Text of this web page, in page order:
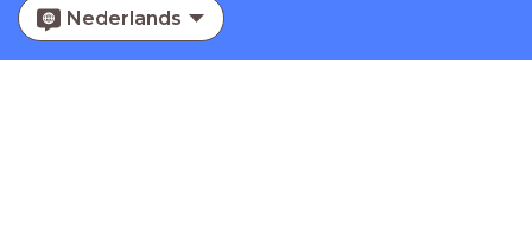
Nederlands